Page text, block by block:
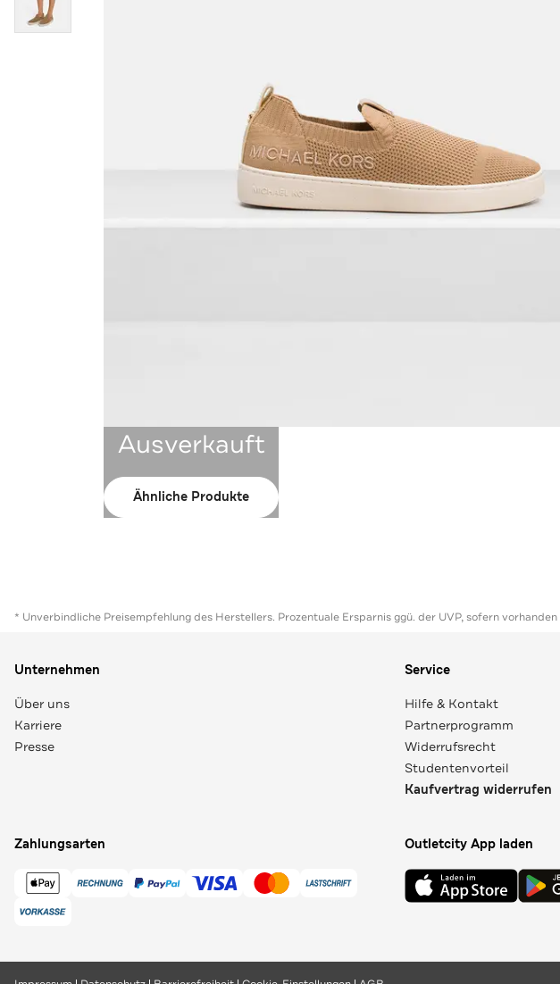
Ausverkauft
Ähnliche Produkte
* Unverbindliche Preisempfehlung des Herstellers. Prozentuale Ersparnis ggü. der UVP, sofern vorhanden
Unternehmen
Über uns
Karriere
Presse
Service
Hilfe & Kontakt
Partnerprogramm
Widerrufsrecht
Studentenvorteil
Kaufvertrag widerrufen
Zahlungsarten Outletcity App laden